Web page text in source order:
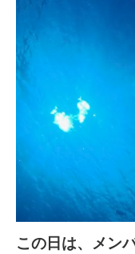
この日は、メン